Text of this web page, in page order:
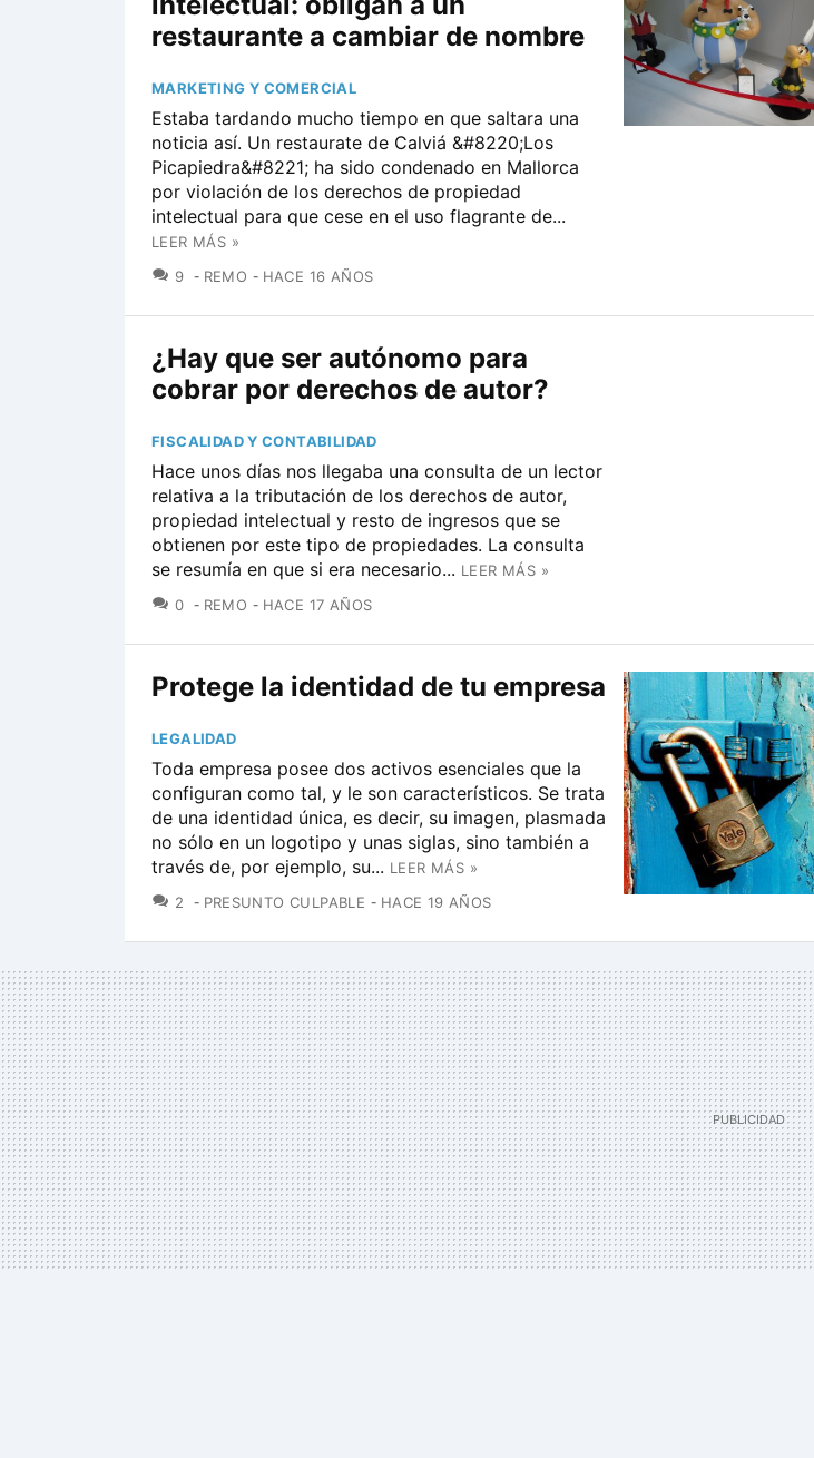
restaurante a cambiar de nombre
MARKETING Y COMERCIAL
Estaba tardando mucho tiempo en que saltara una
noticia así. Un restaurate de Calviá &#8220;Los
Picapiedra&#8221; ha sido condenado en Mallorca
por violación de los derechos de propiedad
intelectual para que cese en el uso flagrante de...
LEER MÁS »
9 COMENTARIOS
REMO HACE 16 AÑOS
¿Hay que ser autónomo para
cobrar por derechos de autor?
FISCALIDAD Y CONTABILIDAD
Hace unos días nos llegaba una consulta de un lector
relativa a la tributación de los derechos de autor,
propiedad intelectual y resto de ingresos que se
obtienen por este tipo de propiedades. La consulta
se resumía en que si era necesario... LEER MÁS »
0 COMENTARIOS
REMO HACE 17 AÑOS
Protege la identidad de tu empresa
LEGALIDAD
Toda empresa posee dos activos esenciales que la
configuran como tal, y le son característicos. Se trata
de una identidad única, es decir, su imagen, plasmada
no sólo en un logotipo y unas siglas, sino también a
través de, por ejemplo, su... LEER MÁS »
2
COMENTARIOS
PRESUNTO CULPABLE HACE 19 AÑOS